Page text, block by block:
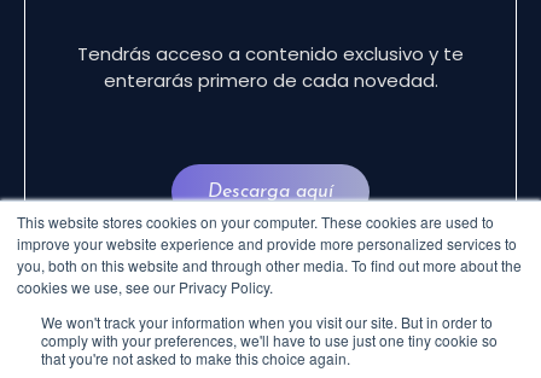
This website stores cookies on your computer. These cookies are used to
improve your website experience and provide more personalized services to
you, both on this website and through other media. To find out more about the
cookies we use, see our Privacy Policy.
We won't track your information when you visit our site. But in order to
comply with your preferences, we'll have to use just one tiny cookie so
that you're not asked to make this choice again.
Tendrás acceso a contenido exclusivo y te
enterarás primero de cada novedad.
Descarga aquí